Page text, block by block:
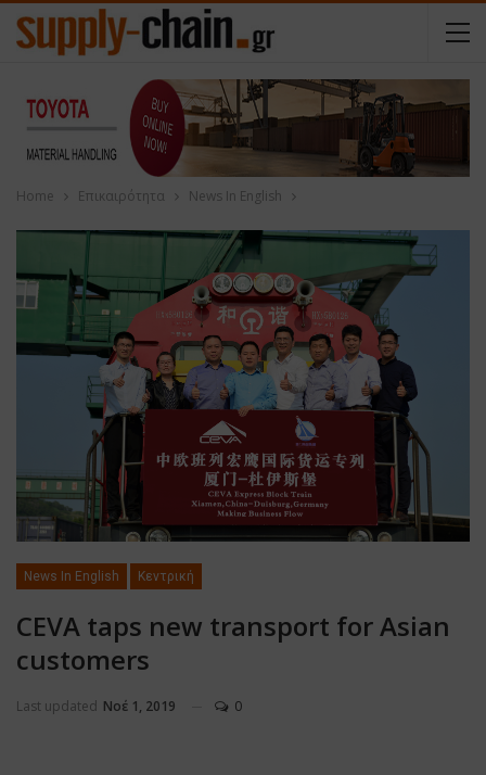
Home Επικαιρότητα News In English
News In English Κεντρική
CEVA taps new transport for Asian
customers
Last updated Νοέ 1, 2019 0